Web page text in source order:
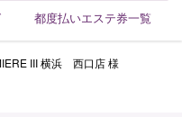
都度払いエステ券一覧
ング III 横浜 西口店 様